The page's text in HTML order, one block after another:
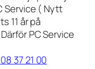
Service ( Nytt
11 år på
PC Service
37 21 00